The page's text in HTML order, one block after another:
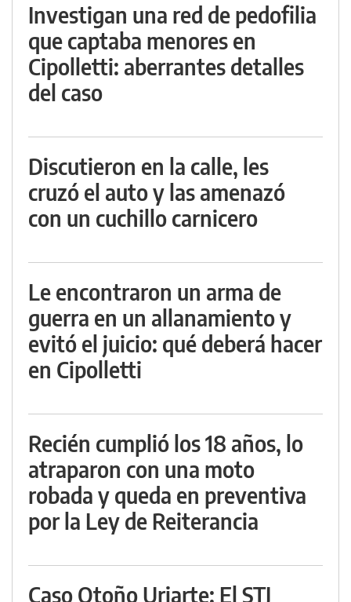
Investigan una red de pedofilia
que captaba menores en
Cipolletti: aberrantes detalles
del caso
Discutieron en la calle, les
cruzó el auto y las amenazó
con un cuchillo carnicero
Le encontraron un arma de
guerra en un allanamiento y
evitó el juicio: qué deberá hacer
en Cipolletti
Recién cumplió los 18 años, lo
atraparon con una moto
robada y queda en preventiva
por la Ley de Reiterancia
Caso Otoño Uriarte: El STJ